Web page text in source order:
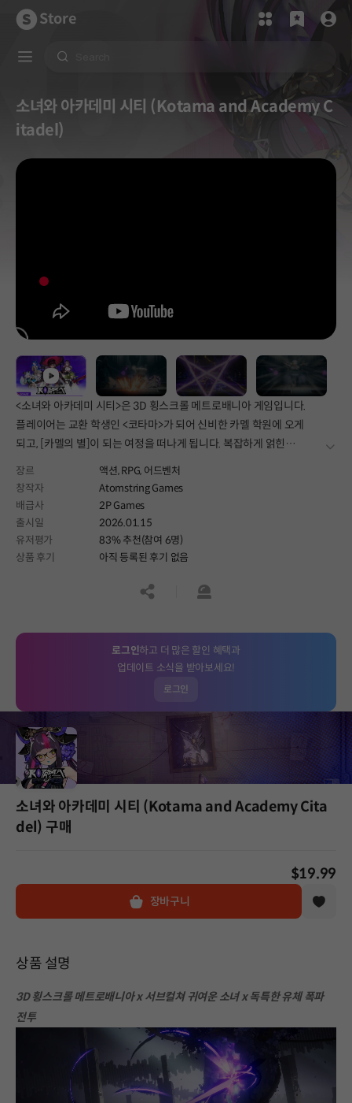
Store
소녀와 아카데미 시티 (Kotama and Academy C
itadel)
<소녀와 아카데미 시티>은 3D 횡스크롤 메트로배니아 게임입니다.
플레이어는 교환 학생인 <코타마>가 되어 신비한 카멜 학원에 오게
되고, [카멜의 별]이 되는 여정을 떠나게 됩니다. 복잡하게 얽힌
만나 위기에 빠진 아카데미를 구하세요. 그리고 아카데미와 본인에게
숨겨진 진실을 밝혀내세요!
더보
장르 액션,RPG, 어드벤처
창작자
Atomstring Games
배급사
2P Games
출시일
2026.01.15
유저평가
83% 추천(참여 6명)
상품 후기
아직 등록된 후기 없음
공유하기신고하기
로그인하고 더 많은 할인 혜택과
업데이트 소식을 받아보세요!
로그인
소녀와 아카데미 시티 (Kotama and Academy Cita
del) 구매
$19.99
장바구니
상품 설명
3D 횡스크롤 메트로배니아 x 서브컬쳐 귀여운 소녀 x 독특한 유체 폭파
전투